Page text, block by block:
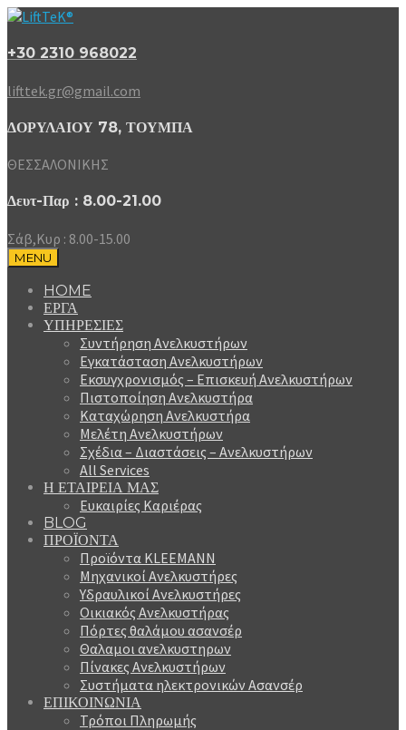
+30 2310 968022
lifttek.gr@gmail.com
ΔΟΡΥΛΑΙΟΥ 78, ΤΟΥΜΠΑ
ΘΕΣΣΑΛΟΝΙΚΗΣ
Δευτ-Παρ : 8.00-21.00
Σάβ,Κυρ : 8.00-15.00
MENU
HOME
ΕΡΓΑ
ΥΠΗΡΕΣΙΕΣ
Συντήρηση Ανελκυστήρων
Εγκατάσταση Ανελκυστήρων
Εκσυγχρονισμός – Επισκευή Ανελκυστήρων
Πιστοποίηση Ανελκυστήρα
Καταχώρηση Ανελκυστήρα
Μελέτη Ανελκυστήρων
Σχέδια – Διαστάσεις – Ανελκυστήρων
All Services
Η ΕΤΑΙΡΕΙΑ ΜΑΣ
Ευκαιρίες Καριέρας
BLOG
ΠΡΟΪΟΝΤΑ
Προϊόντα KLEEMANN
Μηχανικοί Ανελκυστήρες
Υδραυλικοί Ανελκυστήρες
Οικιακός Ανελκυστήρας
Πόρτες θαλάμου ασανσέρ
Θαλαμοι ανελκυστηρων
Πίνακες Ανελκυστήρων
Συστήματα ηλεκτρονικών Ασανσέρ
ΕΠΙΚΟΙΝΩΝΙΑ
Τρόποι Πληρωμής